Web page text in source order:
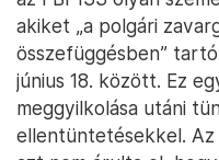
akiket „a polgári
összefüggésben”
június 18. között. Ez
meggyilkolása utáni
ellentüntetésekkel. Az